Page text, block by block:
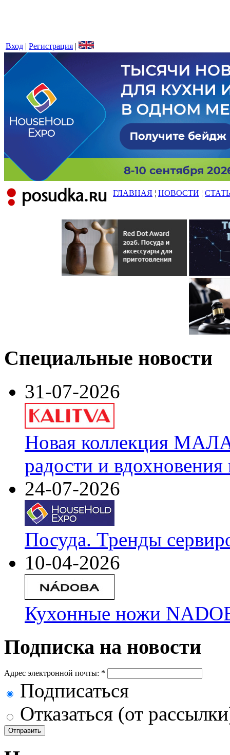
Вход | Регистрация |
ГЛАВНАЯ ¦ НОВОСТИ ¦
Специальные новости
31-07-2026
Новая коллекция
радости и
24-07-2026
Посуда. Тренды
10-04-2026
Кухонные ножи
Подписка на новости
Адрес электронной почты: *
Подписаться
Отказаться (от